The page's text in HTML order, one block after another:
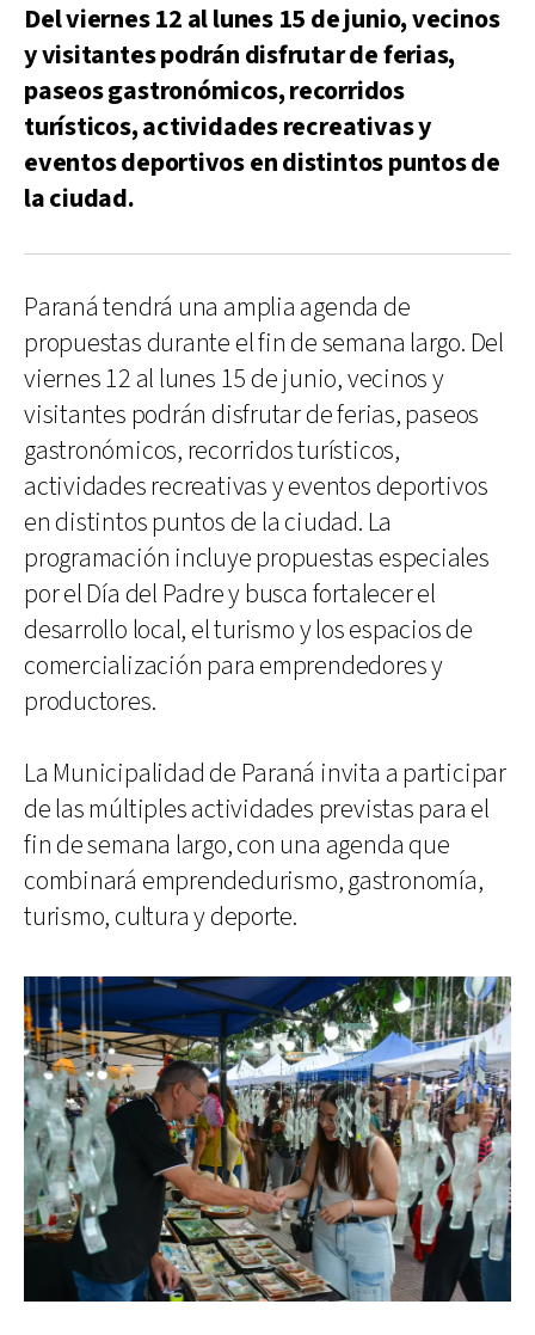
Del viernes 12 al lunes 15 de junio, vecinos
y visitantes podrán disfrutar de ferias,
paseos gastronómicos, recorridos
turísticos, actividades recreativas y
eventos deportivos en distintos puntos de
la ciudad.
Paraná tendrá una amplia agenda de
propuestas durante el fin de semana largo. Del
viernes 12 al lunes 15 de junio, vecinos y
visitantes podrán disfrutar de ferias, paseos
gastronómicos, recorridos turísticos,
actividades recreativas y eventos deportivos
en distintos puntos de la ciudad. La
programación incluye propuestas especiales
por el Día del Padre y busca fortalecer el
desarrollo local, el turismo y los espacios de
comercialización para emprendedores y
productores.
La Municipalidad de Paraná invita a participar
de las múltiples actividades previstas para el
fin de semana largo, con una agenda que
combinará emprendedurismo, gastronomía,
turismo, cultura y deporte.